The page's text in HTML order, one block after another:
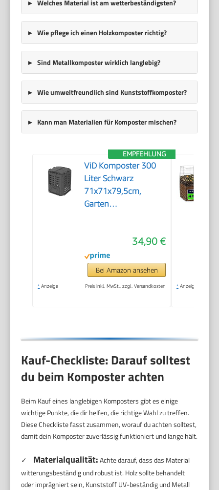
Welches Material ist am wetterbeständigsten?
Wie pflege ich einen Holzkomposter richtig?
Sind Metallkomposter wirklich langlebig?
Wie umweltfreundlich sind Kunststoffkomposter?
Kann man Materialien für Komposter mischen?
EMPFEHLUNG
ViD Komposter 300
Liter Schwarz
71x71x79,5cm,
Garten
Witterungsbeständig,
Thermokomposter
mit Belüftungssystem,
Kunststoff
34,90 €
Bei Amazon ansehen
* Anzeige Preis inkl. MwSt., zzgl. Versandkosten * Anzeige
Kauf-Checkliste: Darauf solltest
du beim Komposter achten
Beim Kauf eines langlebigen Komposters gibt es einige
wichtige Punkte, die dir helfen, die richtige Wahl zu treffen.
Diese Checkliste fasst zusammen, worauf du achten solltest,
damit dein Komposter zuverlässig funktioniert und lange hält.
✓ Materialqualität:Achte darauf, dass das Material
witterungsbeständig und robust ist. Holz sollte behandelt
oder imprägniert sein, Kunststoff UV-beständig und Metall